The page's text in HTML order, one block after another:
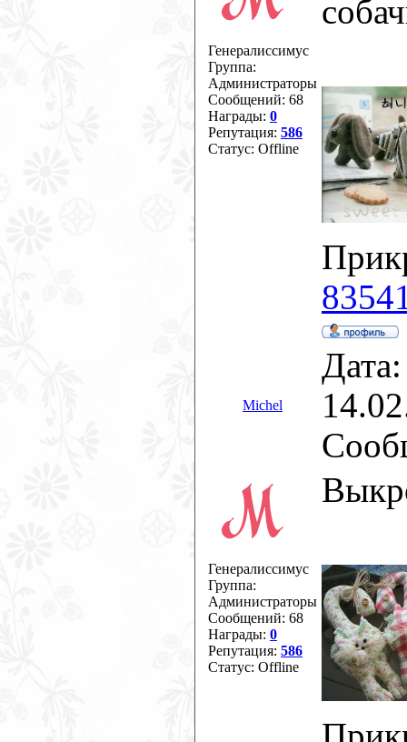
Генералиссимус
Группа:
Администраторы
Сообщений: 68
Награды: 0
Репутация: 586
Статус: Offline
Michel
Генералиссимус
Группа:
Администраторы
Сообщений: 68
Награды: 0
Репутация: 586
Статус: Offline